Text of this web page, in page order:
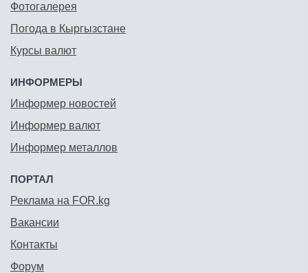
Фотогалерея
Погода в Кыргызстане
Курсы валют
ИНФОРМЕРЫ
Информер новостей
Информер валют
Информер металлов
ПОРТАЛ
Реклама на FOR.kg
Вакансии
Контакты
Форум